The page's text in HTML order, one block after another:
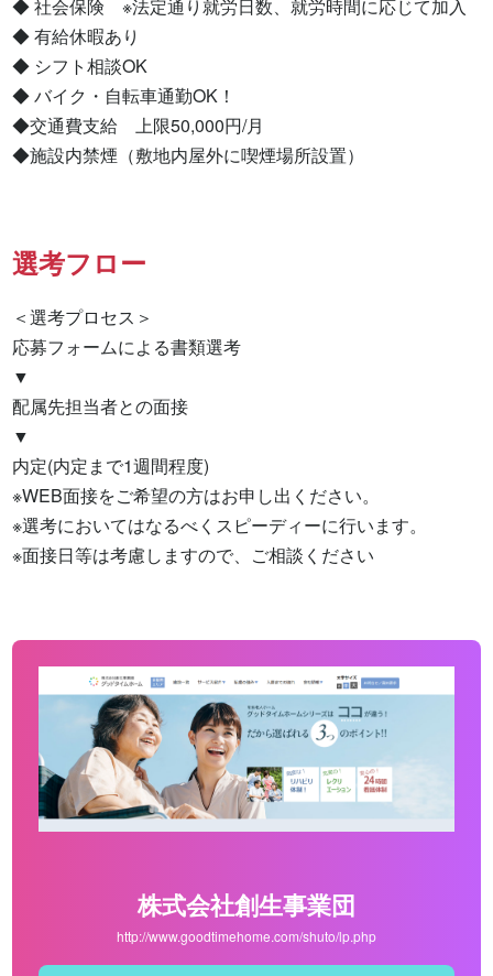
◆ 社会保険　※法定通り就労日数、就労時間に応じて加入
◆ 有給休暇あり
◆ シフト相談OK
◆ バイク・自転車通勤OK！
◆交通費支給　上限50,000円/月
◆施設内禁煙（敷地内屋外に喫煙場所設置）
選考フロー
＜選考プロセス＞
応募フォームによる書類選考
▼
配属先担当者との面接
▼
内定(内定まで1週間程度)
※WEB面接をご希望の方はお申し出ください。
※選考においてはなるべくスピーディーに行います。
※面接日等は考慮しますので、ご相談ください
株式会社創生事業団
http://www.goodtimehome.com/shuto/lp.php